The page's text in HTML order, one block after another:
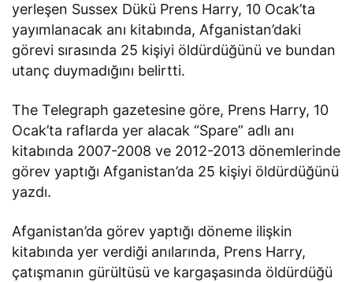
yerleşen Sussex Dükü Prens Harry, 10 Ocak’ta
yayımlanacak anı kitabında, Afganistan’daki
görevi sırasında 25 kişiyi öldürdüğünü ve bundan
utanç duymadığını belirtti.
The Telegraph gazetesine göre, Prens Harry, 10
Ocak’ta raflarda yer alacak “Spare” adlı anı
kitabında 2007-2008 ve 2012-2013 dönemlerinde
görev yaptığı Afganistan’da 25 kişiyi öldürdüğünü
yazdı.
Afganistan’da görev yaptığı döneme ilişkin
kitabında yer verdiği anılarında, Prens Harry,
çatışmanın gürültüsü ve kargaşasında öldürdüğü